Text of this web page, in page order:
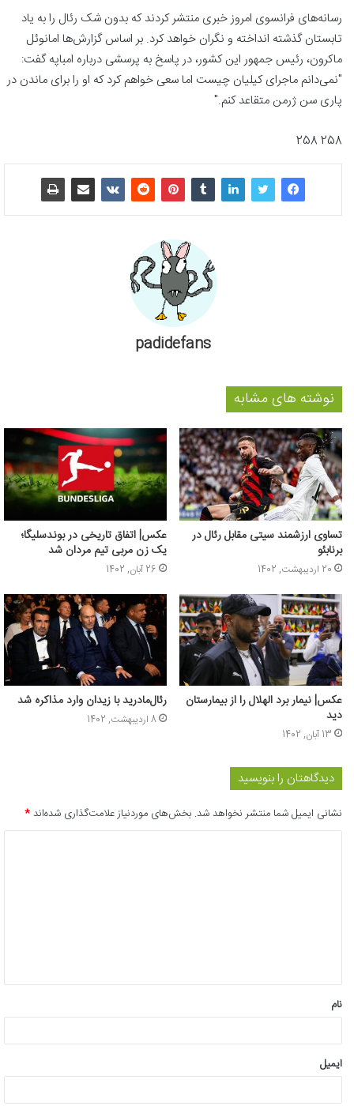
رسانه‌های فرانسوی امروز خبری منتشر کردند که بدون شک رئال را به یاد
تابستان گذشته انداخته و نگران خواهد کرد. بر اساس گزارش‌ها امانوئل
ماکرون، رئیس جمهور این کشور، در پاسخ به پرسشی درباره امباپه گفت:
"نمی‌دانم ماجرای کیلیان چیست اما سعی خواهم کرد که او را برای ماندن در
پاری سن ژرمن متقاعد کنم."
258 258
padidefans
نوشته های مشابه
تساوی ارزشمند سیتی مقابل رئال در
برنابئو
20 اردیبهشت, 1402
عکس| اتفاق تاریخی در بوندسلیگا؛
یک زن مربی تیم مردان شد
26 آبان, 1402
عکس‌| نیمار برد الهلال را از بیمارستان
دید
13 آبان, 1402
رئال‌مادرید با زیدان وارد مذاکره شد
8 اردیبهشت, 1402
دیدگاهتان را بنویسید
نشانی ایمیل شما منتشر نخواهد شد. بخش‌های موردنیاز علامت‌گذاری شده‌اند*
*
نام
ایمیل